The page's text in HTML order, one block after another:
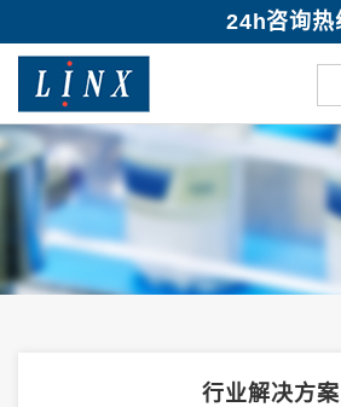
24h咨询热
行业解决方案